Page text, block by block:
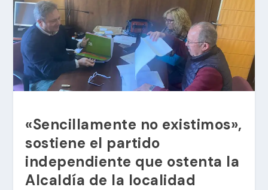
«Sencillamente no existimos»,
sostiene el partido
independiente que ostenta la
Alcaldía de la localidad